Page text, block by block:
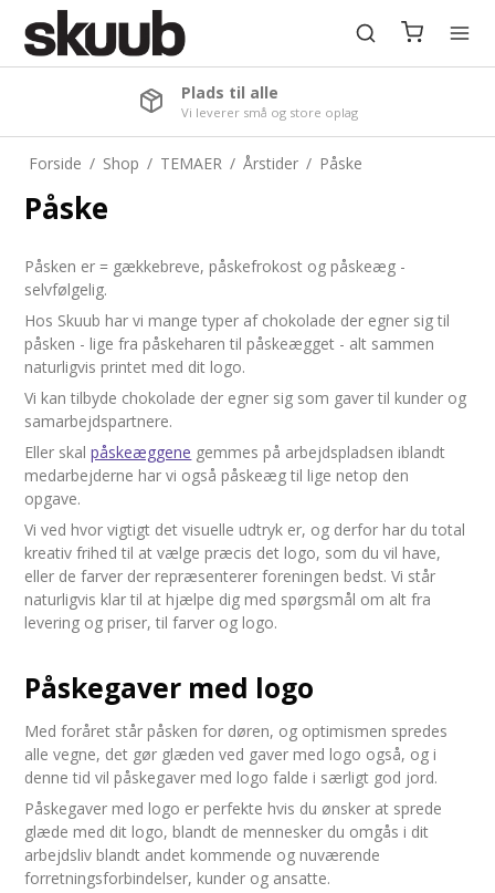
Plads til alle
Vi leverer små og store oplag
Forside / Shop / TEMAER / Årstider / Påske
Påske
Påsken er = gækkebreve, påskefrokost og påskeæg -
selvfølgelig.
Hos Skuub har vi mange typer af chokolade der egner sig til
påsken - lige fra påskeharen til påskeægget - alt sammen
naturligvis printet med dit logo.
Vi kan tilbyde chokolade der egner sig som gaver til kunder og
samarbejdspartnere.
Eller skalpåskeæggene gemmes på arbejdspladsen iblandt
medarbejderne har vi også påskeæg til lige netop den
opgave.
Vi ved hvor vigtigt det visuelle udtryk er, og derfor har du total
kreativ frihed til at vælge præcis det logo, som du vil have,
eller de farver der repræsenterer foreningen bedst. Vi står
naturligvis klar til at hjælpe dig med spørgsmål om alt fra
levering og priser, til farver og logo.
Påskegaver med logo
Med foråret står påsken for døren, og optimismen spredes
alle vegne, det gør glæden ved gaver med logo også, og i
denne tid vil påskegaver med logo falde i særligt god jord.
Påskegaver med logo er perfekte hvis du ønsker at sprede
glæde med dit logo, blandt de mennesker du omgås i dit
arbejdsliv blandt andet kommende og nuværende
forretningsforbindelser, kunder og ansatte.